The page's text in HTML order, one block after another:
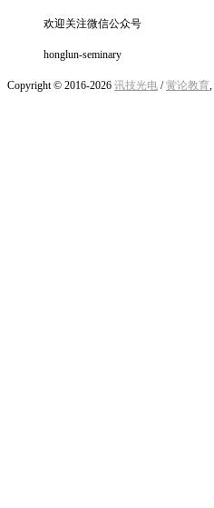
欢迎关注微信公众号
honglun-seminary
Copyright © 2016-2026 讯技光电 / 黉论教育,